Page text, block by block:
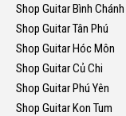
Shop Guitar Bình Chánh
Shop Guitar Tân Phú
Shop Guitar Hóc Môn
Shop Guitar Củ Chi
Shop Guitar Phú Yên
Shop Guitar Kon Tum